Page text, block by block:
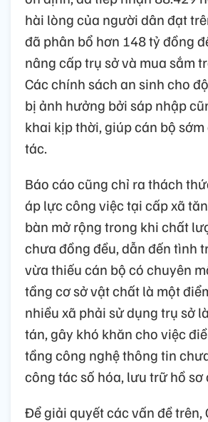
hài lòng của người dân đạt
đã phân bổ hơn 148 tỷ đồng
nâng cấp trụ sở và mua sắm
Các chính sách an sinh cho
bị ảnh hưởng bởi sáp nhập
khai kịp thời, giúp cán bộ
tác.
Báo cáo cũng chỉ ra thách
áp lực công việc tại cấp xã
bàn mở rộng trong khi chất
chưa đồng đều, dẫn đến tình
vừa thiếu cán bộ có chuyên
tầng cơ sở vật chất là một
nhiều xã phải sử dụng trụ sở
tán, gây khó khăn cho việc
tầng công nghệ thông tin
công tác số hóa, lưu trữ hồ sơ
Để giải quyết các vấn đề trên,